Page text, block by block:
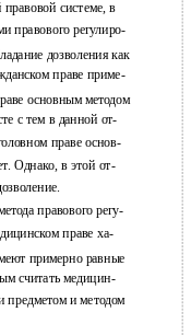
системе, в
правового регулиро-
дозволения как
праве приме-
основным методом
с тем в данной от-
праве основ-
Однако, в этой от-
правового регу-
праве ха-
примерно равные
считать медицин-
предметом и методом